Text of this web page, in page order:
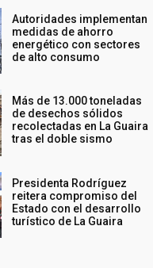
Autoridades implementan
medidas de ahorro
energético con sectores
de alto consumo
Más de 13.000 toneladas
de desechos sólidos
recolectadas en La Guaira
tras el doble sismo
Presidenta Rodríguez
reitera compromiso del
Estado con el desarrollo
turístico de La Guaira